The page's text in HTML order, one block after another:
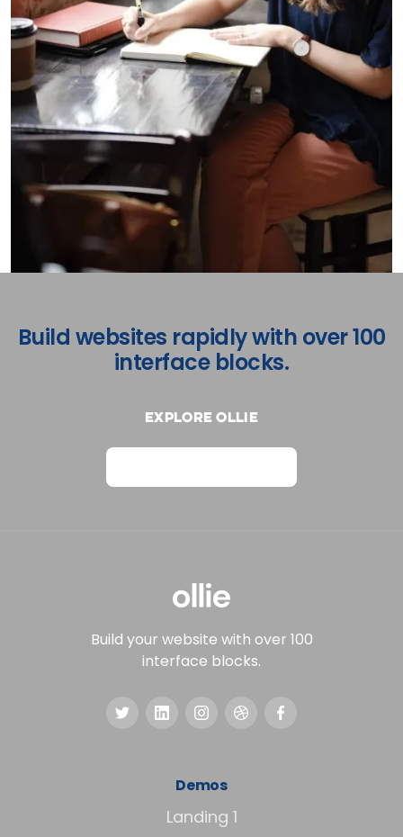
Build websites rapidly with over 100
interface blocks.
Explore Ollie
Build your website with over 100
interface blocks.
Demos
Landing 1